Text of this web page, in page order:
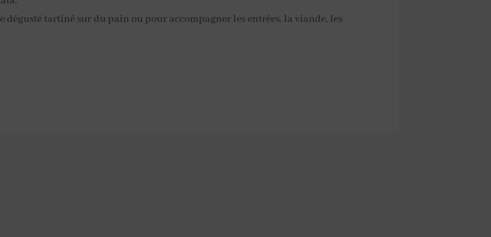
tartiné sur du pain ou pour accompagner les entrées, la viande, les